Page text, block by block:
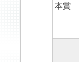
本賞